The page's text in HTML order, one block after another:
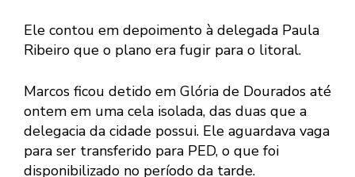
Ele contou em depoimento à delegada Paula
Ribeiro que o plano era fugir para o litoral.
Marcos ficou detido em Glória de Dourados até
ontem em uma cela isolada, das duas que a
delegacia da cidade possui. Ele aguardava vaga
para ser transferido para PED, o que foi
disponibilizado no período da tarde.